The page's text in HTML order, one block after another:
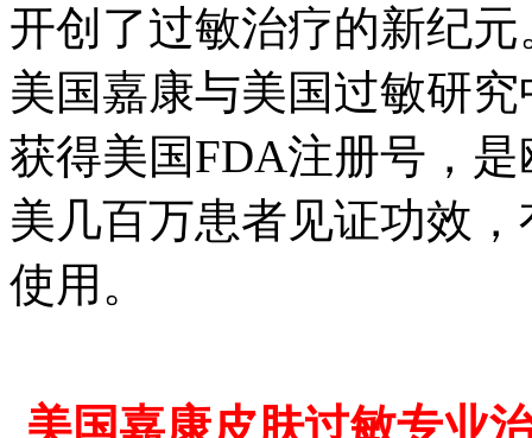
开创了过敏治疗的新纪
美国嘉康与美国过敏研
获得美国FDA注册号，
美几百万患者见证功效
使用。
美国嘉康皮肤过敏专业